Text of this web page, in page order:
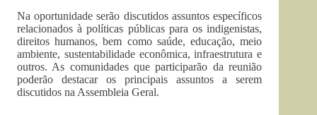
Na oportunidade serão discutidos assuntos específicos
relacionados à políticas públicas para os indigenistas,
direitos humanos, bem como saúde, educação, meio
ambiente, sustentabilidade econômica, infraestrutura e
outros. As comunidades que participarão da reunião
poderão destacar os principais assuntos a serem
discutidos na Assembleia Geral.